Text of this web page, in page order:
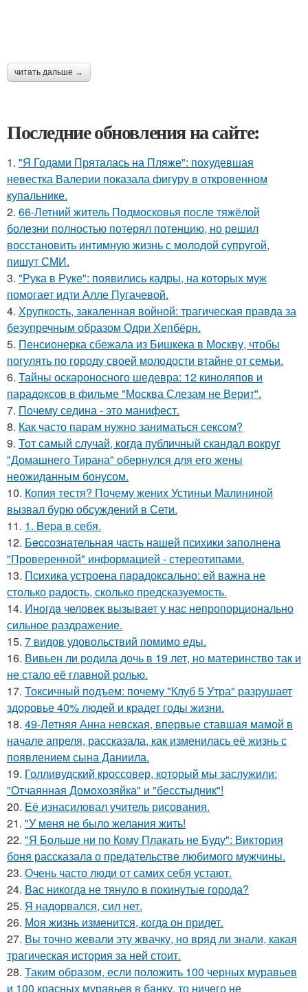
читать дальше →
Последние обновления на сайте:
1. "Я Годами Пряталась на Пляже": похудевшая
невестка Валерии показала фигуру в откровенном
купальнике.
2. 66-Летний житель Подмосковья после тяжёлой
болезни полностью потерял потенцию, но решил
восстановить интимную жизнь с молодой супругой,
пишут СМИ.
3. "Рука в Руке": появились кадры, на которых муж
помогает идти Алле Пугачевой.
4. Хрупкость, закаленная войной: трагическая правда за
безупречным образом Одри Хепбёрн.
5. Пенсионерка сбежала из Бишкека в Москву, чтобы
погулять по городу своей молодости втайне от семьи.
6. Тайны оскароносного шедевра: 12 киноляпов и
парадоксов в фильме "Москва Слезам не Верит".
7. Почему седина - это манифест.
8. Как часто парам нужно заниматься сексом?
9. Тот самый случай, когда публичный скандал вокруг
"Домашнего Тирана" обернулся для его жены
неожиданным бонусом.
10. Копия тестя? Почему жених Устиньи Малининой
вызвал бурю обсуждений в Сети.
11. 1. Bеpa в себя.
12. Бecсознательная часть нашей психики заполнена
"Проверенной" информацией - стереотипами.
13. Психика устроена парадоксально: ей важна не
столько радость, сколько предсказуемость.
14. Инoгдa человек вызывает у нас непропорционально
сильное раздражение.
15. 7 видов удовольствий помимо еды.
16. Вивьен ли родила дочь в 19 лет, но материнство так и
не стало её главной ролью.
17. Токсичный подъем: почему "Клуб 5 Утра" разрушает
здоровье 40% людей и крадет годы жизни.
18. 49-Летняя Анна невская, впервые ставшая мамой в
начале апреля, рассказала, как изменилась её жизнь с
появлением сына Даниила.
19. Голливудский кроссовер, который мы заслужили:
"Отчаянная Домохозяйка" и "бесстыдник"!
20. Её изнасиловал учитель рисования.
21. "У меня не было желания жить!
22. "Я Больше ни по Кому Плакать не Буду": Виктория
боня рассказала о предательстве любимого мужчины.
23. Очень часто люди от самих себя устают.
24. Вас никогда не тянуло в покинутые города?
25. Я надорвался, сил нет.
26. Моя жизнь изменится, когда он придет.
27. Вы точно жевали эту жвачку, но вряд ли знали, какая
трагическая история за ней стоит.
28. Таким образом, если положить 100 черных муравьев
и 100 красных муравьев в банку, то ничего не